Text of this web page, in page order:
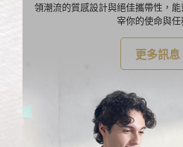
領潮流的質感設計與絕佳攜帶性，
宰你的使命與任
更多訊息